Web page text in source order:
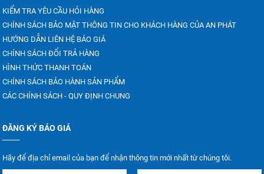
KIỂM TRA YÊU CẦU HỎI HÀNG
CHÍNH SÁCH BẢO MẬT THÔNG TIN CHO KHÁCH HÀNG CỦA AN PHÁT
HƯỚNG DẪN LIÊN HỆ BÁO GIÁ
CHÍNH SÁCH ĐỔI TRẢ HÀNG
HÌNH THỨC THANH TOÁN
CHÍNH SÁCH BẢO HÀNH SẢN PHẨM
CÁC CHÍNH SÁCH - QUY ĐỊNH CHUNG
ĐĂNG KÝ BÁO GIÁ
Hãy để địa chỉ email của bạn để nhận thông tin mới nhất từ chúng tôi.